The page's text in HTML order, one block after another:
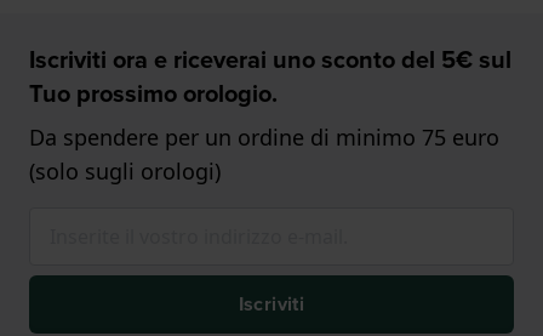
Iscriviti ora e riceverai uno sconto del 5€ sul
Tuo prossimo orologio.
Da spendere per un ordine di minimo 75 euro
(solo sugli orologi)
Iscriviti